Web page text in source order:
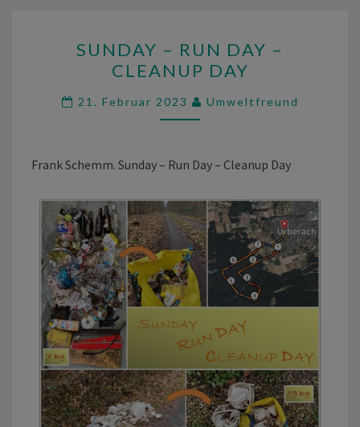
–
RUN
DAY
–
DAY
SUNDAY – RUN DAY –
CLEANUP DAY
21. Februar 2023 Umweltfreund
Frank Schemm. Sunday – Run Day – Cleanup Day